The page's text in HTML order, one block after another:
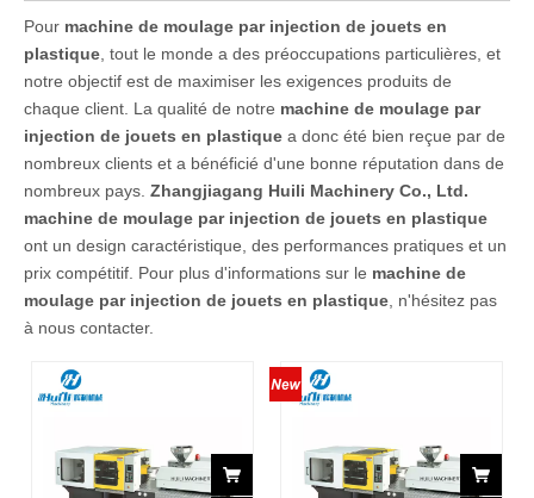
Pour machine de moulage par injection de jouets en
plastique , tout le monde a des préoccupations particulières, et
notre objectif est de maximiser les exigences produits de
chaque client. La qualité de notre machine de moulage par
injection de jouets en plastique a donc été bien reçue par de
nombreux clients et a bénéficié d'une bonne réputation dans de
nombreux pays. Zhangjiagang Huili Machinery Co., Ltd.
machine de moulage par injection de jouets en plastique
ont un design caractéristique, des performances pratiques et un
prix compétitif. Pour plus d'informations sur le machine de
moulage par injection de jouets en plastique , n'hésitez pas
à nous contacter.